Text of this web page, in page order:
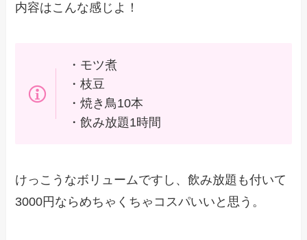
内容はこんな感じよ！
・モツ煮
・枝豆
・焼き鳥10本
・飲み放題1時間
けっこうなボリュームですし、飲み放題も付いて
3000円ならめちゃくちゃコスパいいと思う。